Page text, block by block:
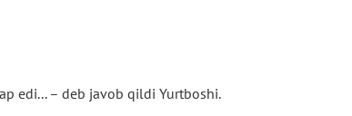
edi... – deb javob qildi Yurtboshi.